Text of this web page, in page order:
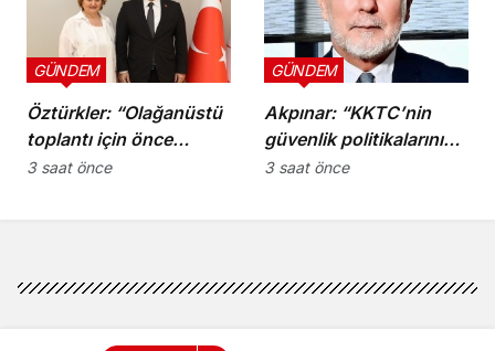
Öztürkler: “Olağanüstü
toplantı için önce
komiteler gerekli
GÜNDEM
3 saat önce
Akpınar: “KKTC’nin
güvenlik politikalarını
bütüncül bir yaklaşımla
GÜNDEM
3 saat önce